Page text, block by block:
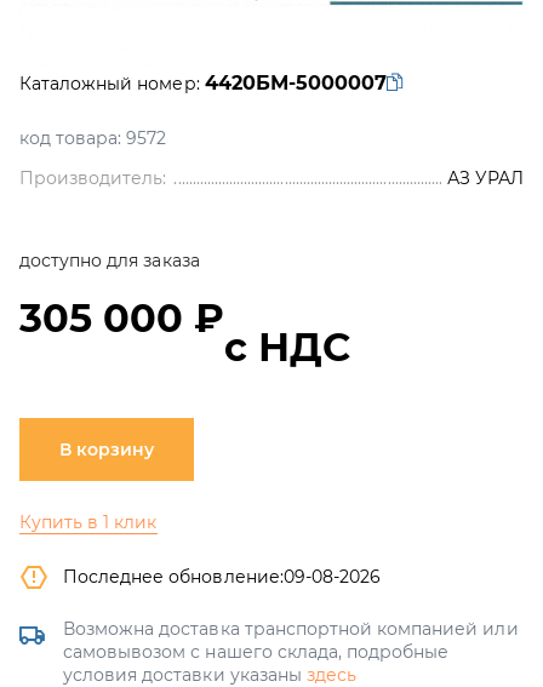
Каталожный номер: 4420БМ-5000007
код товара: 9572
Производитель:
АЗ УРАЛ
доступно для заказа
305 000 ₽
с НДС
В корзину
Купить в 1 клик
Последнее обновление:09-08-2026
Возможна доставка транспортной компанией или
самовывозом с нашего склада, подробные
условия доставки указаны здесь